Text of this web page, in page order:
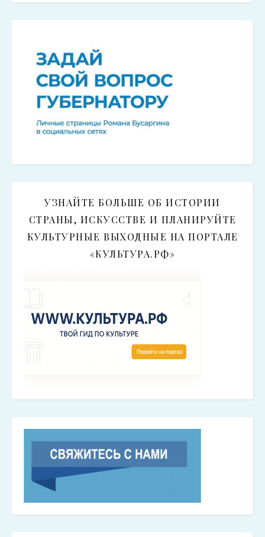
УЗНАЙТЕ БОЛЬШЕ ОБ ИСТОРИИ
СТРАНЫ, ИСКУССТВЕ И ПЛАНИРУЙТЕ
КУЛЬТУРНЫЕ ВЫХОДНЫЕ НА ПОРТАЛЕ
«КУЛЬТУРА.РФ»